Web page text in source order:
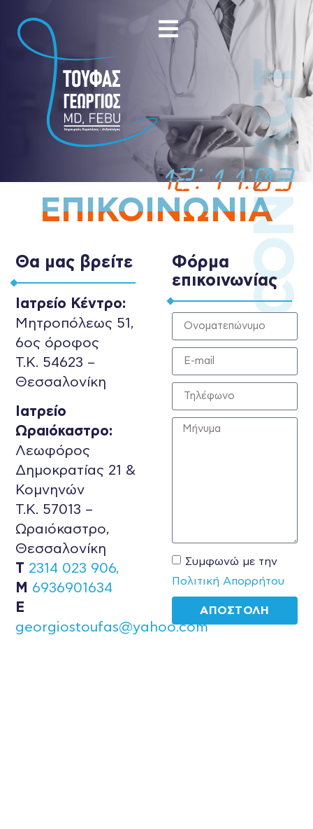
12:11:03
ΕΠΙΚΟΙΝΩΝΙΑCONTACT
Θα μας βρείτε
Ιατρείο Κέντρο:
Μητροπόλεως 51,
6ος όροφος
Τ.Κ. 54623 –
Θεσσαλονίκη
Ιατρείο
Ωραιόκαστρο:
Λεωφόρος
Δημοκρατίας 21 &
Κομνηνών
Τ.Κ. 57013 –
Ωραιόκαστρο,
Θεσσαλονίκη
Τ 2314 023 906,
M 6936901634
E
georgiostoufas@yahoo.com
Φόρμα
επικοινωνίας
Συμφωνώ με την
Πολιτική Απορρήτου
ΑΠΟΣΤΟΛΗ